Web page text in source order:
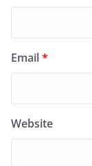
Email*
Website